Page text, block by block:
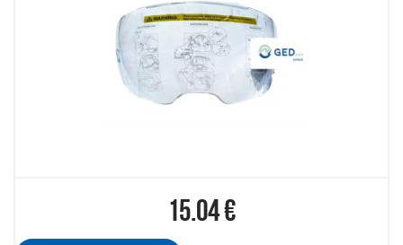
15.04€